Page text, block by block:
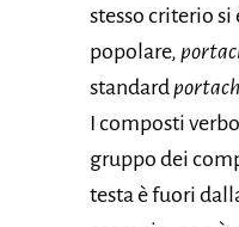
stesso criterio
popolare,
standard
I composti
gruppo dei
testa è fuori